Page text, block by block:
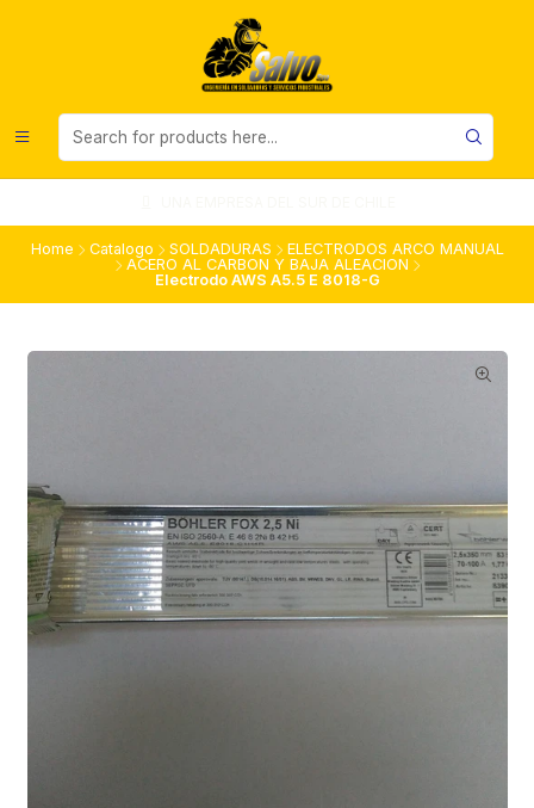
Home Catalogo SOLDADURAS
ELECTRODOS ARCO MANUAL
ACERO AL CARBON Y BAJA ALEACION
Electrodo AWS A5.5 E 8018-G